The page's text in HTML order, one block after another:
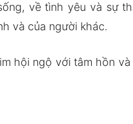
về tình yêu và sự
và của người khác.
hội ngộ với tâm hồn